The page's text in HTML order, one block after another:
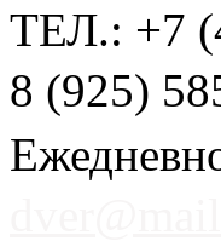
ТЕЛ.: +7
8 (925)